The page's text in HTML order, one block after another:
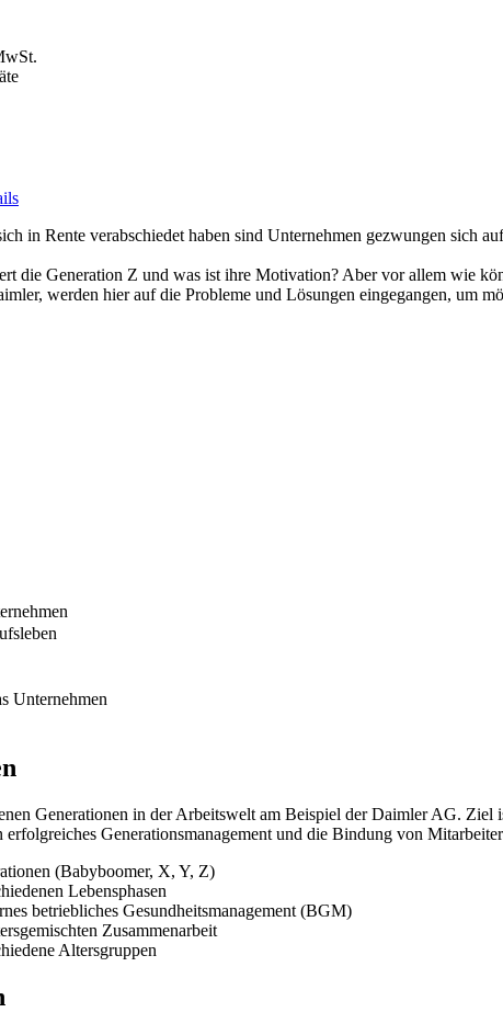
in Rente verabschiedet haben sind Unternehmen gezwungen sich
die Generation Z und was ist ihre Motivation? Aber vor allem wie
werden hier auf die Probleme und Lösungen eingegangen, um
Unternehmen
Generationen in der Arbeitswelt am Beispiel der Daimler AG.
Generationsmanagement und die Bindung von
(Babyboomer, X, Y, Z)
Lebensphasen
betriebliches Gesundheitsmanagement (BGM)
Zusammenarbeit
Altersgruppen